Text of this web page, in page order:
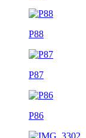
P88
P87
P86